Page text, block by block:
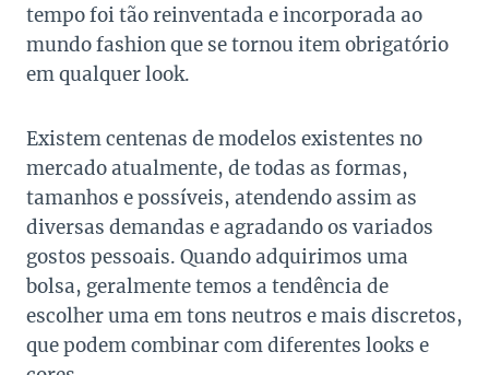
tempo foi tão reinventada e incorporada ao
mundo fashion que se tornou item obrigatório
em qualquer look.
Existem centenas de modelos existentes no
mercado atualmente, de todas as formas,
tamanhos e possíveis, atendendo assim as
diversas demandas e agradando os variados
gostos pessoais. Quando adquirimos uma
bolsa, geralmente temos a tendência de
escolher uma em tons neutros e mais discretos,
que podem combinar com diferentes looks e